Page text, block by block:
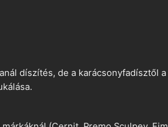
díszítés, de a karácsonyfadísztől